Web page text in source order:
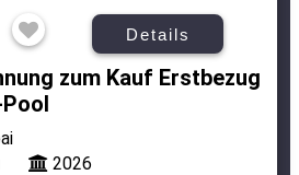
Details
zum Kauf Erstbezug
2026